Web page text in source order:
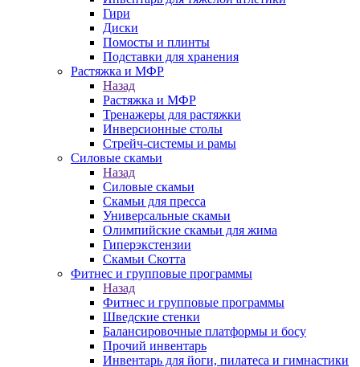
Гири
Диски
Помосты и плинты
Подставки для хранения
Растяжка и МФР
Назад
Растяжка и МФР
Тренажеры для растяжки
Инверсионные столы
Стрейч-системы и рамы
Силовые скамьи
Назад
Силовые скамьи
Скамьи для пресса
Универсальные скамьи
Олимпийские скамьи для жима
Гиперэкстензии
Скамьи Скотта
Фитнес и групповые программы
Назад
Фитнес и групповые программы
Шведские стенки
Балансировочные платформы и босу
Прочий инвентарь
Инвентарь для йоги, пилатеса и гимнастики